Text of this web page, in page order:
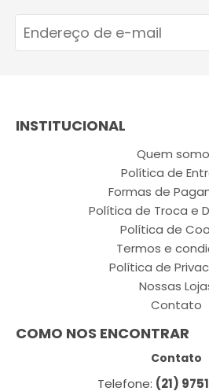
INSTITUCIONAL
Quem
Política de
Formas de
Política de Troca e
Política de
Termos e
Política de
Nossas
Contato
COMO NOS ENCONTRAR
Contato
Telefone: (21)